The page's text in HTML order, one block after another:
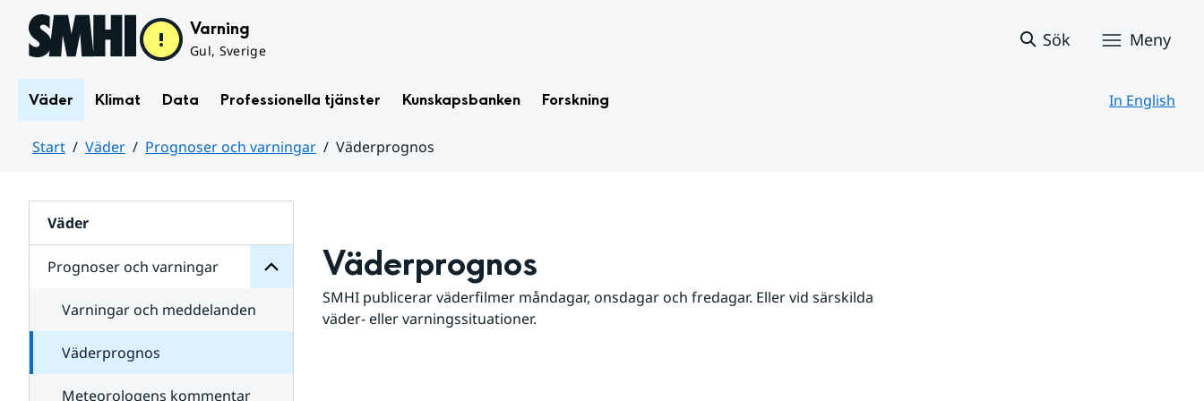
Hoppa till sidans innehåll Varning
Gul, Sverige
Sök Meny
Väder Klimat Data Professionella tjänster Kunskapsbanken Forskning In English
Start Väder Prognoser och varningar
Väderprognos
Väder
Prognoser och varningar
för
varningar
Varningar och meddelanden
Väderprognos
Meteorologens kommentar
Väderprognos
SMHI publicerar väderfilmer måndagar, onsdagar och fredagar. Eller vid särskilda
väder- eller varningssituationer.